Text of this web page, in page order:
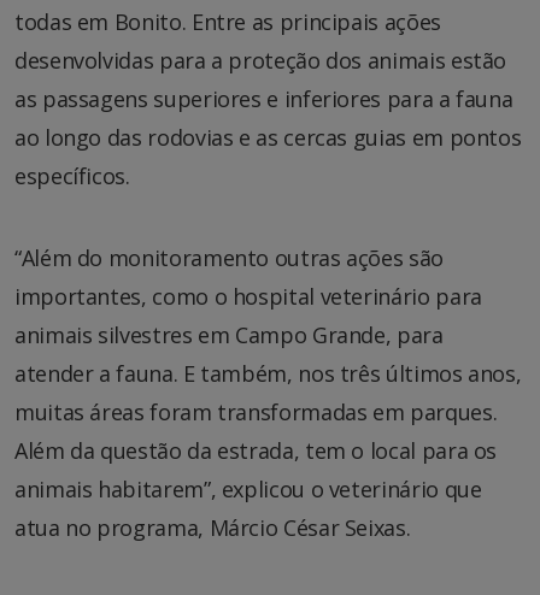
todas em Bonito. Entre as principais ações
desenvolvidas para a proteção dos animais estão
as passagens superiores e inferiores para a fauna
ao longo das rodovias e as cercas guias em pontos
específicos.
“Além do monitoramento outras ações são
importantes, como o hospital veterinário para
animais silvestres em Campo Grande, para
atender a fauna. E também, nos três últimos anos,
muitas áreas foram transformadas em parques.
Além da questão da estrada, tem o local para os
animais habitarem”, explicou o veterinário que
atua no programa, Márcio César Seixas.